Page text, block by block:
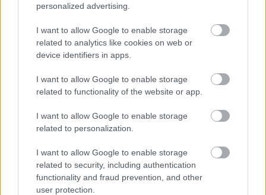
personalized advertising.
I want to allow Google to enable storage
related to analytics like cookies on web or
device identifiers in apps.
I want to allow Google to enable storage
related to functionality of the website or app.
I want to allow Google to enable storage
related to personalization.
I want to allow Google to enable storage
related to security, including authentication
functionality and fraud prevention, and other
user protection.
műemlékfelújítás műemlék restaurálás
Történelmi táj, amelynek minden köve mesél –
megújul a tatai Angolkert
A projekt részeként megújulnak a területen található
műemlékek, köztük a különleges Műromok, valamint a közeli
M1 bővítés: már zajlik a teljesen új
Bicske Kelet csomópont építése